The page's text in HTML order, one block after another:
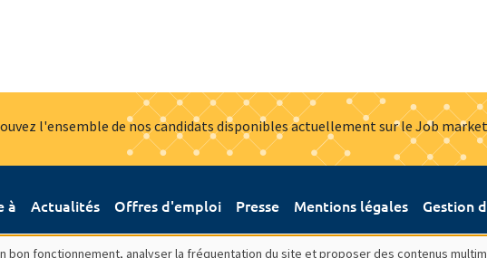
l'ensemble de nos candidats disponibles actuellement sur le Job market
à Actualités Offres d'emploi Presse Mentions légales Gestion
fonctionnement, analyser la fréquentation du site et proposer des contenus